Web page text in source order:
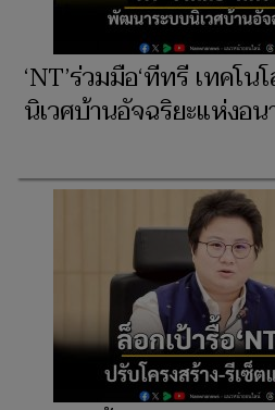
‘NT’ร่วมมือ‘ทีทรี เทคโ
นิเวศบ้านอัจฉริยะแห่งอน